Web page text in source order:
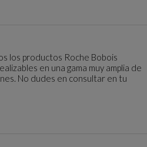
los productos Roche Bobois
en una gama muy amplia de
No dudes en consultar en tu